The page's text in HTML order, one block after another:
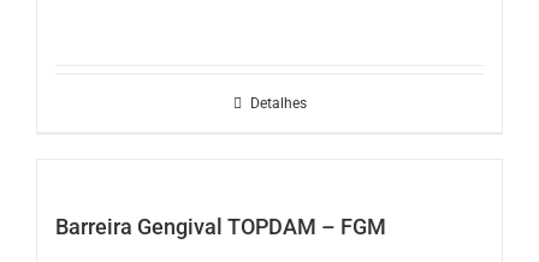
Detalhes
Barreira Gengival TOPDAM – FGM